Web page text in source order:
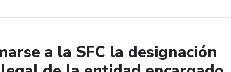
a la SFC la designación